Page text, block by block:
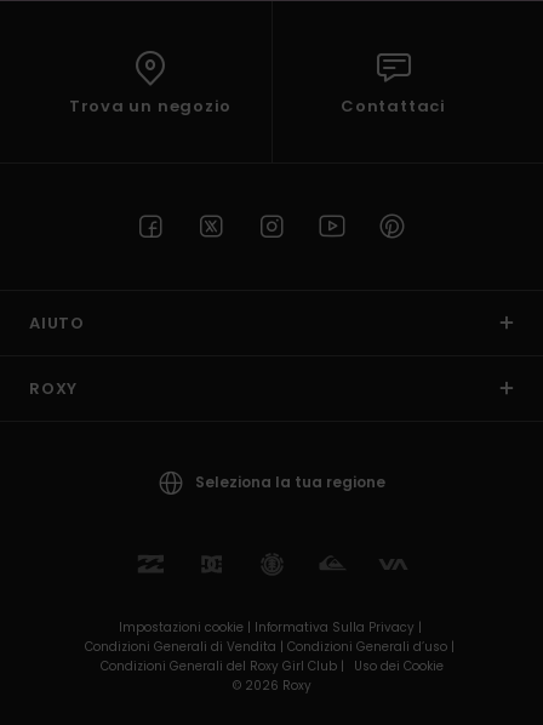
Trova un negozio Contattaci
AIUTO
ROXY
Seleziona la tua regione
Impostazioni cookie | Informativa Sulla Privacy |
Condizioni Generali di Vendita | Condizioni Generali d’uso |
Condizioni Generali del Roxy Girl Club |
Uso dei Cookie
© 2026 Roxy